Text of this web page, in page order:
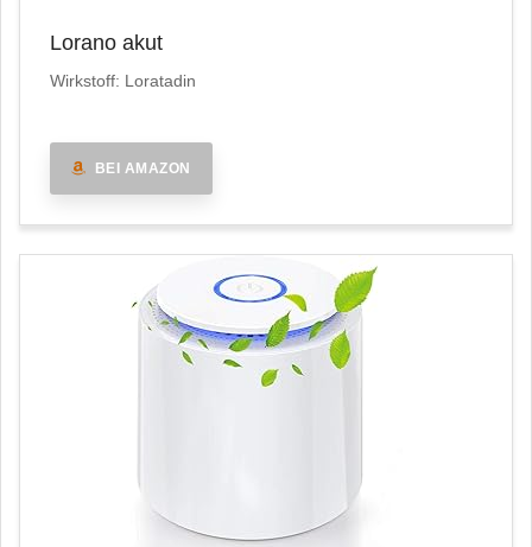
Lorano akut
Wirkstoff: Loratadin
BEI AMAZON